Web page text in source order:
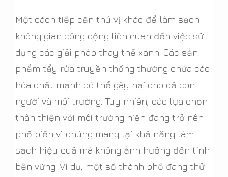
Một cách tiếp cận thú vị khác để làm sạch
không gian công cộng liên quan đến việc sử
dụng các giải pháp thay thế xanh. Các sản
phẩm tẩy rửa truyền thống thường chứa các
hóa chất mạnh có thể gây hại cho cả con
người và môi trường. Tuy nhiên, các lựa chọn
thân thiện với môi trường hiện đang trở nên
phổ biến vì chúng mang lại khả năng làm
sạch hiệu quả mà không ảnh hưởng đến tính
bền vững. Ví dụ, một số thành phố đang thử